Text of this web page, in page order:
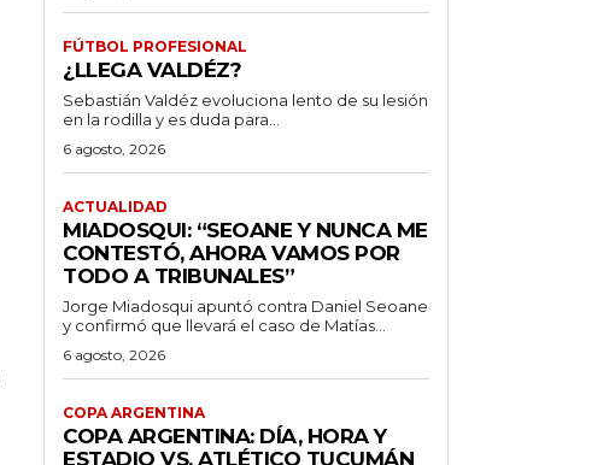
FÚTBOL PROFESIONAL
¿LLEGA VALDÉZ?
Sebastián Valdéz evoluciona lento de su lesión
en la rodilla y es duda para...
6 agosto, 2026
ACTUALIDAD
MIADOSQUI: “SEOANE Y NUNCA ME
CONTESTÓ, AHORA VAMOS POR
TODO A TRIBUNALES”
Jorge Miadosqui apuntó contra Daniel Seoane
y confirmó que llevará el caso de Matías...
6 agosto, 2026
COPA ARGENTINA
COPA ARGENTINA: DÍA, HORA Y
ESTADIO VS. ATLÉTICO TUCUMÁN